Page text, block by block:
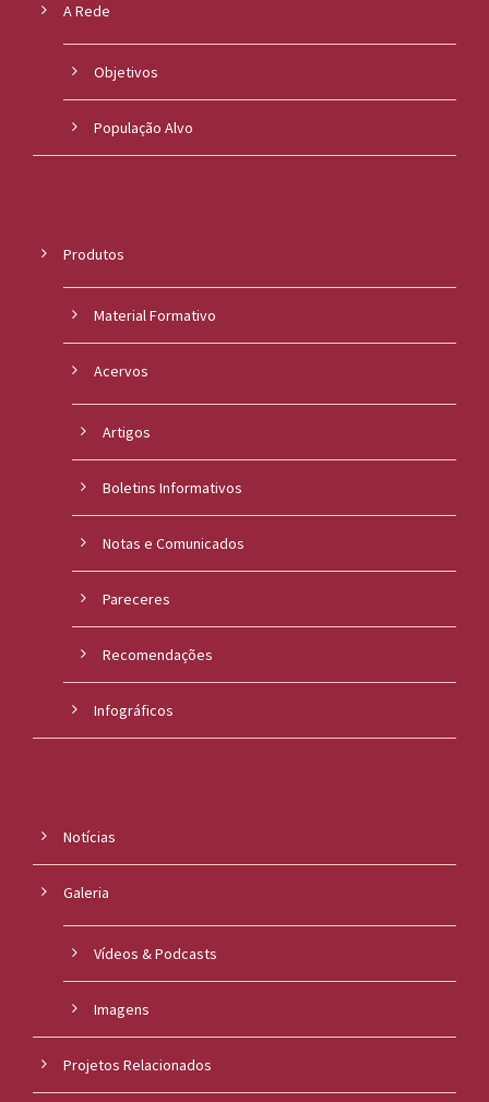
A Rede
Objetivos
População Alvo
Produtos
Material Formativo
Acervos
Artigos
Boletins Informativos
Notas e Comunicados
Pareceres
Recomendações
Infográficos
Notícias
Galeria
Vídeos & Podcasts
Imagens
Projetos Relacionados